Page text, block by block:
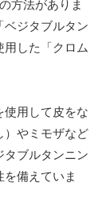
方法がありま
ベジタブルタン
した「クロム
使用して皮をな
）やミモザなど
タブルタンニン
備えていま